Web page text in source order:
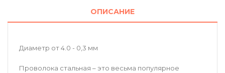
ОПИСАНИЕ
Диаметр от 4.0 - 0,3 мм
Проволока стальная – это весьма популярное